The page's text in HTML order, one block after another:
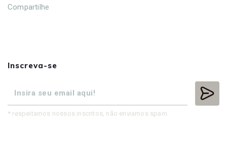
Compartilhe
Inscreva-se
* respeitamos nossos inscritos, não enviamos spam.